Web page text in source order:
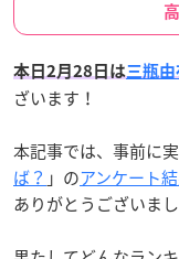
本日2月28日は三瓶
ざいます！
本記事では、事前に
ば？ 」のアンケート
ありがとうございまし